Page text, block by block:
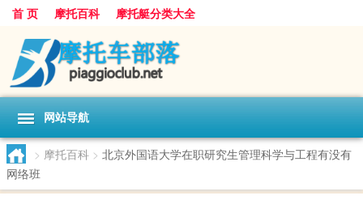
首 页 摩托百科 摩托艇分类大全
网站导航
> 摩托百科 > 北京外国语大学在职研究生管理科学与工程有没有
网络班